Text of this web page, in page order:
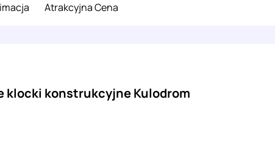
Atrakcyjna Cena
klocki konstrukcyjne Kulodrom